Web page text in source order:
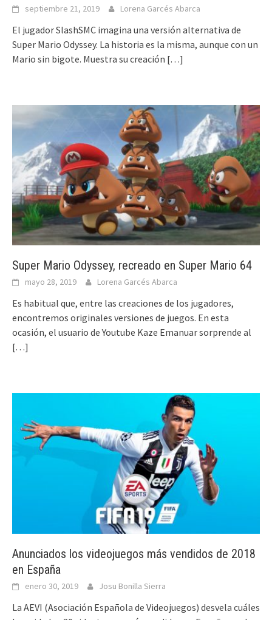
septiembre 21, 2019 Lorena Garcés Abarca
El jugador SlashSMC imagina una versión alternativa de
Super Mario Odyssey. La historia es la misma, aunque con un
Mario sin bigote. Muestra su creación […]
Super Mario Odyssey, recreado en Super Mario 64
mayo 28, 2019 Lorena Garcés Abarca
Es habitual que, entre las creaciones de los jugadores,
encontremos originales versiones de juegos. En esta
ocasión, el usuario de Youtube Kaze Emanuar sorprende al
[…]
Anunciados los videojuegos más vendidos de 2018
en España
enero 30, 2019 Josu Bonilla Sierra
La AEVI (Asociación Española de Videojuegos) desvela cuáles